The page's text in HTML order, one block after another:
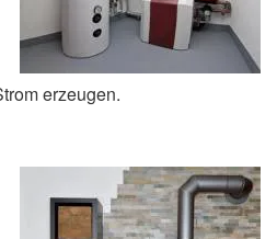
erzeugen.